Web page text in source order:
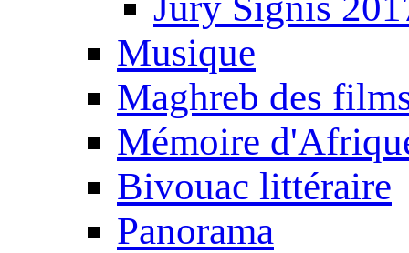
Musique
Maghreb des
Mémoire
Bivouac littéraire
Panorama